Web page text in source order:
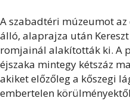
A szabadtéri múzeumot
álló, alaprajza után
romjainál alakították ki. A
éjszaka mintegy kétszáz
akiket előzőleg a kőszegi
embertelen